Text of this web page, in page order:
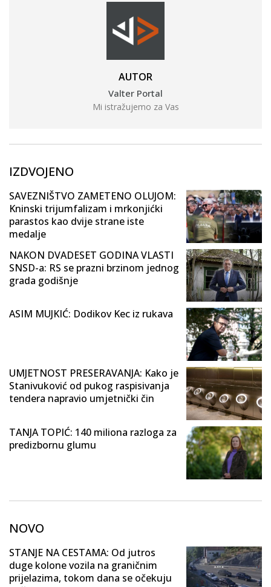
AUTOR
Valter Portal
Mi istražujemo za Vas
IZDVOJENO
SAVEZNIŠTVO ZAMETENO OLUJOM:
Kninski trijumfalizam i mrkonjićki
parastos kao dvije strane iste
medalje
NAKON DVADESET GODINA VLASTI
SNSD-a: RS se prazni brzinom jednog
grada godišnje
ASIM MUJKIĆ: Dodikov Kec iz rukava
UMJETNOST PRESERAVANJA: Kako je
Stanivuković od pukog raspisivanja
tendera napravio umjetnički čin
TANJA TOPIĆ: 140 miliona razloga za
predizbornu glumu
NOVO
STANJE NA CESTAMA: Od jutros
duge kolone vozila na graničnim
prijelazima, tokom dana se očekuju